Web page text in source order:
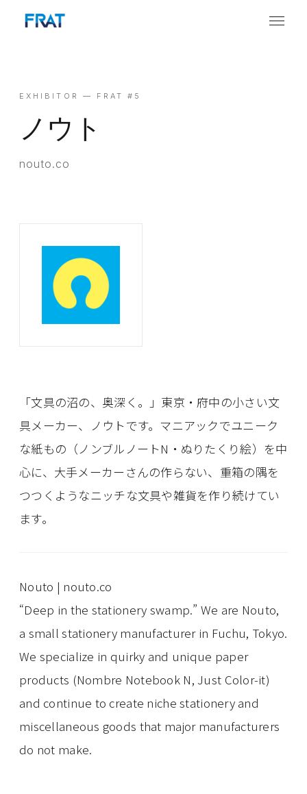
EXHIBITOR — FRAT #5
ノウト
nouto.co
「文具の沼の、奥深く。」東京・府中の小さい文
具メーカー、ノウトです。マニアックでユニーク
な紙もの（ノンブルノートN・ぬりたくり絵）を中
心に、大手メーカーさんの作らない、重箱の隅を
つつくようなニッチな文具や雑貨を作り続けてい
ます。
Nouto | nouto.co
“Deep in the stationery swamp.” We are Nouto,
a small stationery manufacturer in Fuchu, Tokyo.
We specialize in quirky and unique paper
products (Nombre Notebook N, Just Color-it)
and continue to create niche stationery and
miscellaneous goods that major manufacturers
do not make.